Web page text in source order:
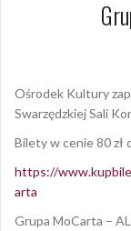
Ośrodek Kultury
Swarzędzkiej Sali
Bilety w cenie 80 zł
https://
arta
Grupa MoCarta –